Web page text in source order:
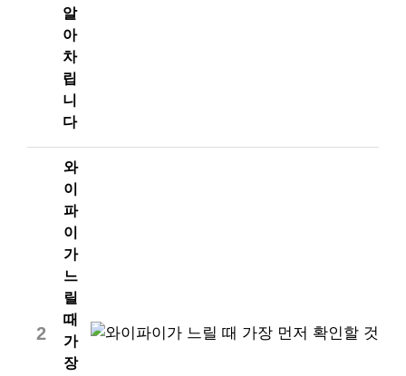
알
아
차
립
니
다
2
와
이
파
이
가
느
릴
때
가
장